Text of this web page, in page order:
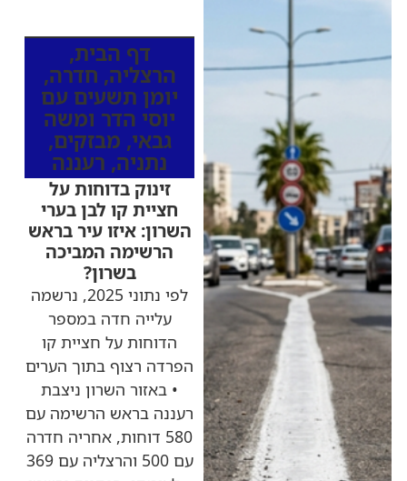
דף הבית,
הרצליה, חדרה,
יומן תשעים עם
יוסי הדר ומשה
גבאי, מבזקים,
נתניה, רעננה
זינוק בדוחות על
חציית קו לבן בערי
השרון: איזו עיר בראש
הרשימה המביכה
בשרון?
לפי נתוני 2025, נרשמה
עלייה חדה במספר
הדוחות על חציית קו
הפרדה רצוף בתוך הערים
• באזור השרון ניצבת
רעננה בראש הרשימה עם
580 דוחות, אחריה חדרה
עם 500 והרצליה עם 369